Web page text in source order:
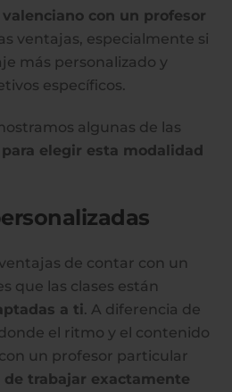
con un profesor
ventajas, especialmente si
más personalizado y
específicos.
algunas de las
elegir esta modalidad
de contar con un
que las clases están
a ti. A diferencia de
el ritmo y el contenido
un profesor particular
trabajar exactamente